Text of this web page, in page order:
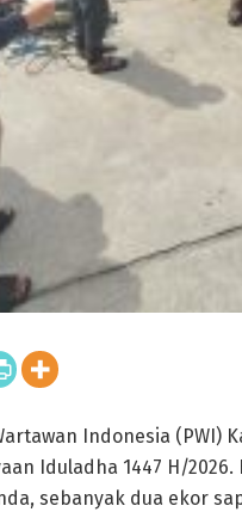
Indonesia
Iduladha 1447 H/
sebanyak dua ekor